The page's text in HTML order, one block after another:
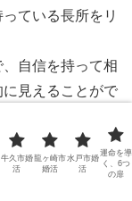
ている長所をリ
自信を持って相
見えることがで
とは、他者との
ます。
における成功に
牛久市婚
活
龍ヶ崎市
婚活
水戸市婚
活
運命を導
く、6つ
の扉